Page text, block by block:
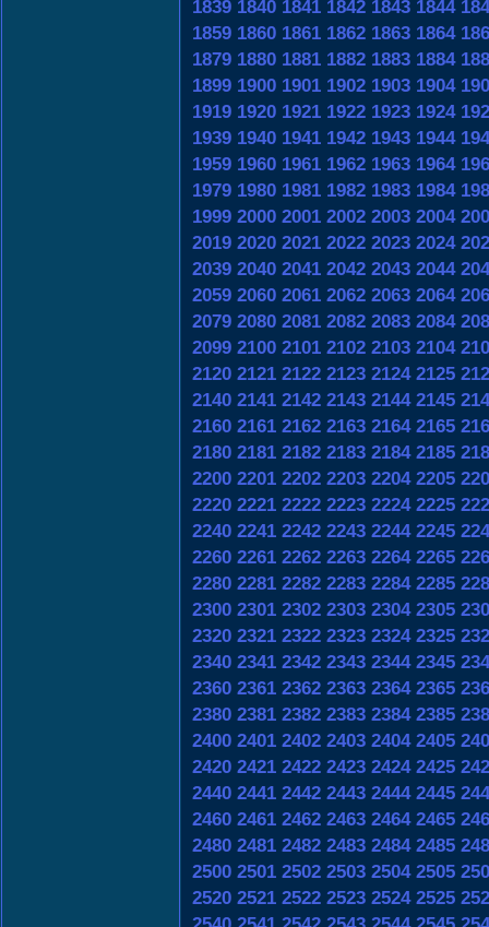
1839 1840 1841 1842 1843 1844
1859 1860 1861 1862 1863 1864
1879 1880 1881 1882 1883 1884
1899 1900 1901 1902 1903 1904
1919 1920 1921 1922 1923 1924
1939 1940 1941 1942 1943 1944
1959 1960 1961 1962 1963 1964
1979 1980 1981 1982 1983 1984
1999 2000 2001 2002 2003 2004
2019 2020 2021 2022 2023 2024
2039 2040 2041 2042 2043 2044
2059 2060 2061 2062 2063 2064
2079 2080 2081 2082 2083 2084
2099 2100 2101 2102 2103 2104
2120 2121 2122 2123 2124 2125
2140 2141 2142 2143 2144 2145
2160 2161 2162 2163 2164 2165
2180 2181 2182 2183 2184 2185
2200 2201 2202 2203 2204 2205
2220 2221 2222 2223 2224 2225
2240 2241 2242 2243 2244 2245
2260 2261 2262 2263 2264 2265
2280 2281 2282 2283 2284 2285
2300 2301 2302 2303 2304 2305
2320 2321 2322 2323 2324 2325
2340 2341 2342 2343 2344 2345
2360 2361 2362 2363 2364 2365
2380 2381 2382 2383 2384 2385
2400 2401 2402 2403 2404 2405
2420 2421 2422 2423 2424 2425
2440 2441 2442 2443 2444 2445
2460 2461 2462 2463 2464 2465
2480 2481 2482 2483 2484 2485
2500 2501 2502 2503 2504 2505
2520 2521 2522 2523 2524 2525